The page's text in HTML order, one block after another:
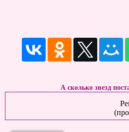
А сколько звезд